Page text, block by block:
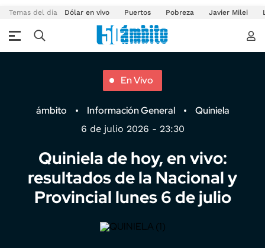
Temas del día Dólar en vivo Puertos Pobreza Javier Milei
En Vivo
ámbito Información General Quiniela
6 de julio 2026 - 23:30
Quiniela de hoy, en vivo:
resultados de la Nacional y
Provincial lunes 6 de julio